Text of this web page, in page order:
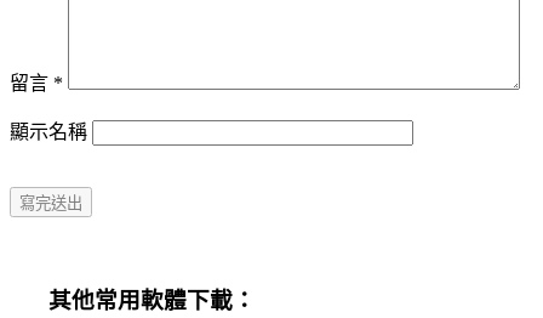
留言 *
顯示名稱
其他常用軟體下載：